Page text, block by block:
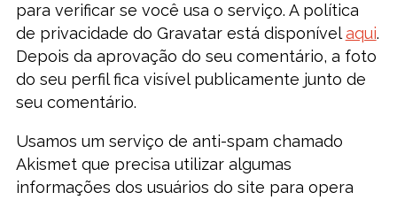
para verificar se você usa o serviço. A política
de privacidade do Gravatar está disponívelaqui.
Depois da aprovação do seu comentário, a foto
do seu perfil fica visível publicamente junto de
seu comentário.
Usamos um serviço de anti-spam chamado
Akismet que precisa utilizar algumas
informações dos usuários do site para opera